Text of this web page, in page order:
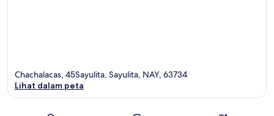
Chachalacas, 45Sayulita, Sayulita, NAY, 63734
Lihat dalam peta